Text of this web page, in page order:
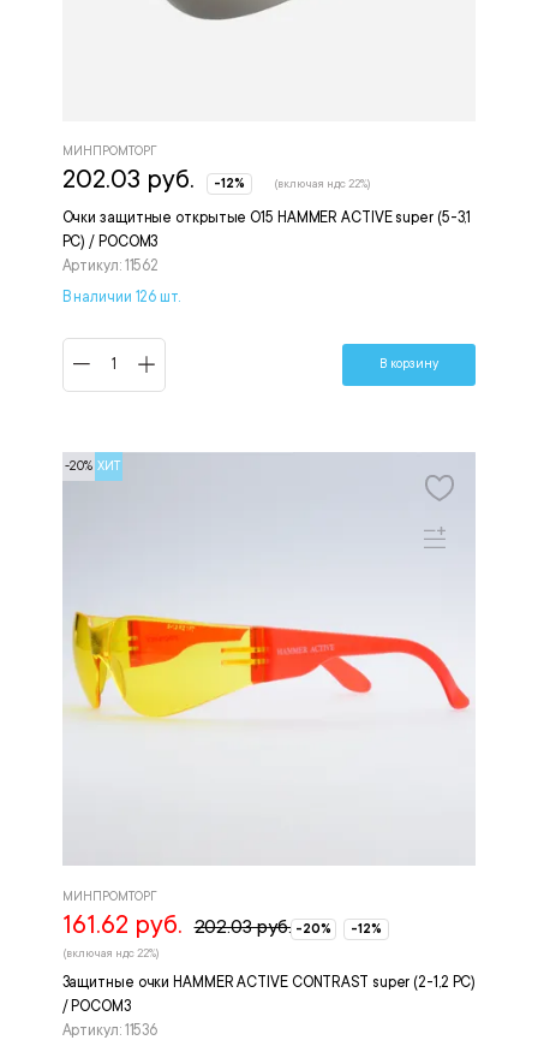
Очки защитные открытые О15 HAMMER ACTIVE super (5-3,1
РС) / РОСОМЗ
Артикул: 11562
МИНПРОМТОРГ
202.03 руб. -12% (включая ндс 22%)
В наличии 126 шт.
В корзину
-20% ХИТ
Защитные очки HAMMER ACTIVЕ CONTRAST super (2-1,2 PC)
/ РОСОМЗ
Артикул: 11536
МИНПРОМТОРГ
161.62 руб. 202.03 руб. -20% -12%
(включая ндс 22%)